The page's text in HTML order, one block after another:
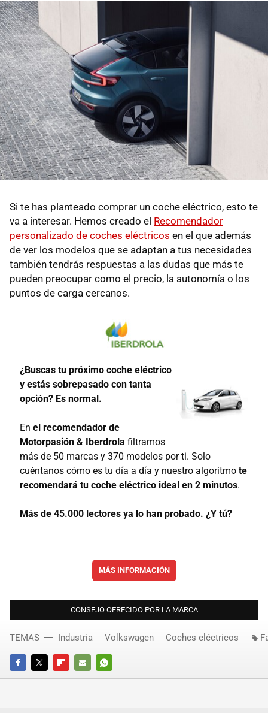
Si te has planteado comprar un coche eléctrico, esto te
va a interesar. Hemos creado el Recomendador
personalizado de coches eléctricos en el que además
de ver los modelos que se adaptan a tus necesidades
también tendrás respuestas a las dudas que más te
pueden preocupar como el precio, la autonomía o los
puntos de carga cercanos.
¿Buscas tu próximo coche eléctrico
y estás sobrepasado con tanta
opción? Es normal.
En el recomendador de
Motorpasión & Iberdrola filtramos
más de 50 marcas y 370 modelos por ti. Solo
cuéntanos cómo es tu día a día y nuestro algoritmo te
recomendará tu coche eléctrico ideal en 2 minutos.
Más de 45.000 lectores ya lo han probado. ¿Y tú?
MÁS INFORMACIÓN
CONSEJO OFRECIDO POR LA MARCA
FACEBOOKTWITTERFLIPBOARD
E-
WHATSAPP
TEMAS Industria Volkswagen Coches eléctricos